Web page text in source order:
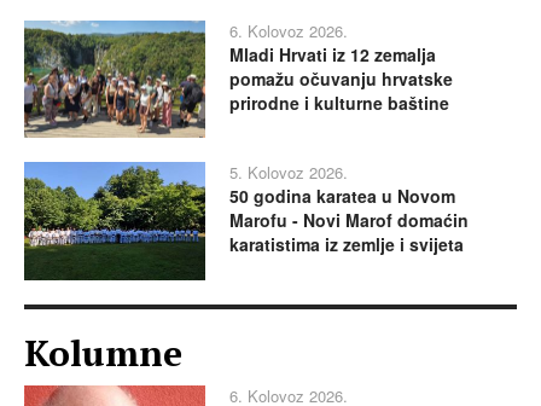
6. Kolovoz 2026.
Mladi Hrvati iz 12 zemalja
pomažu očuvanju hrvatske
prirodne i kulturne baštine
5. Kolovoz 2026.
50 godina karatea u Novom
Marofu - Novi Marof domaćin
karatistima iz zemlje i svijeta
Kolumne
6. Kolovoz 2026.